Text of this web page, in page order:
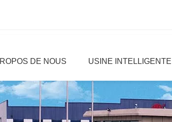
DE NOUS USINE INTELLIGENTE